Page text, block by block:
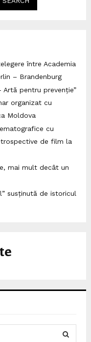
între Academia
– Brandenburg
Artă pentru prevenție”
organizat cu
Moldova
cu
de film la
mai mult decât un
susținută de istoricul